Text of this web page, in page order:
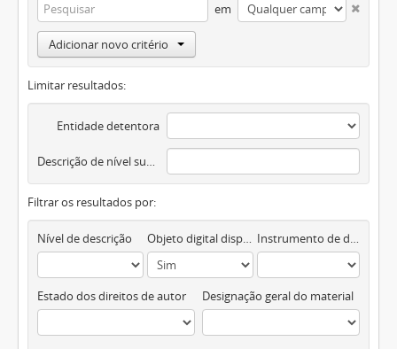
em
Adicionar novo critério
Limitar resultados:
Entidade detentora
Descrição de nível superior
Filtrar os resultados por:
Nível de descrição Objeto digital disponível Instrumento de descrição documental
Estado dos direitos de autor Designação geral do material